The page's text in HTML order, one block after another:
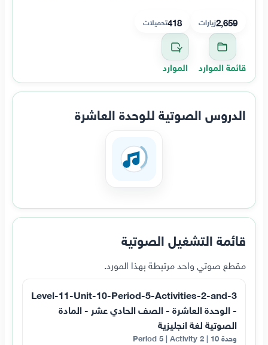
2,659زيارات 418تحميلات
قائمة الموارد الموارد
الدروس الصوتية للوحدة العاشرة
قائمة التشغيل الصوتية
مقطع صوتي واحد مرتبطة بهذا المورد.
Level-11-Unit-10-Period-5-Activities-2-and-3
- الوحدة العاشرة - الصف الحادي عشر - المادة
الصوتية لغة انجليزية
وحدة 10 | Period 5 | Activity 2